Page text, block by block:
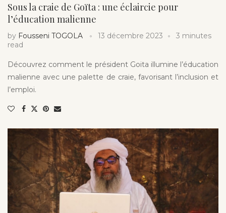
Sous la craie de Goïta : une éclaircie pour
l’éducation malienne
by Fousseni TOGOLA 13 décembre 2023
3 minutes
read
Découvrez comment le président Goita illumine l’éducation
malienne avec une palette de craie, favorisant l’inclusion et
l’emploi.